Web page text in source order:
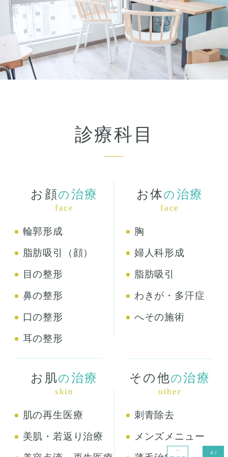
診療科目
お顔の 治療
face
輪郭形成
脂肪吸引（顔）
目の整形
鼻の整形
口の整形
耳の整形
お体の 治療
face
胸
婦人科形成
脂肪吸引
わきが・多汗症
へその施術
お肌の 治療
skin
肌の再生医療
美肌・若返り治療
その他の治療
other
刺青除去
メンズメニュー